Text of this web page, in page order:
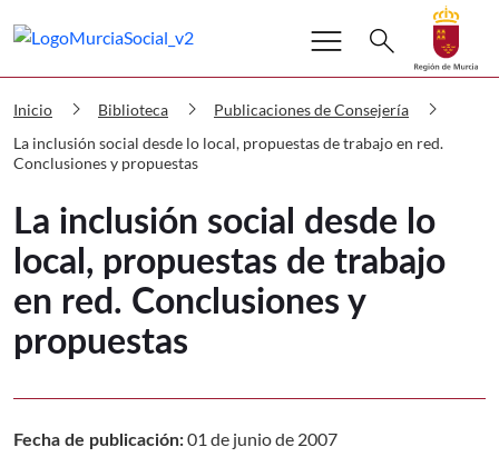
Murcia Social La inclusión social
Volver a
Ir a
menu Buscar
search
Inicio chevron_right Biblioteca chevron_right Publicaciones de Consejería chevron_right
La inclusión social desde lo local, propuestas de trabajo en red.
Conclusiones y propuestas
La inclusión social desde lo
local, propuestas de trabajo
en red. Conclusiones y
propuestas
Fecha de publicación:01 de junio de 2007